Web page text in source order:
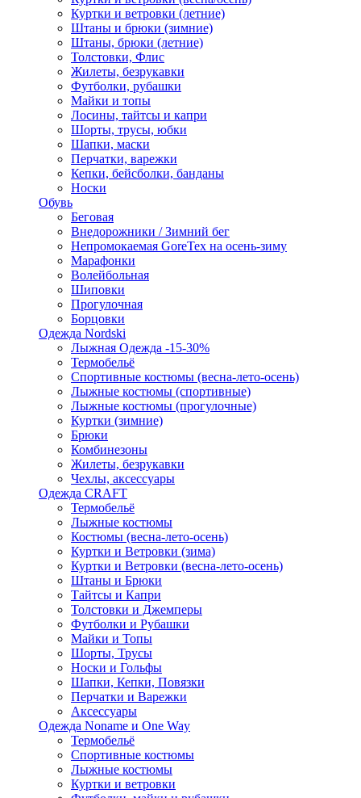
Куртки и ветровки (летние)
Штаны и брюки (зимние)
Штаны, брюки (летние)
Толстовки, Флис
Жилеты, безрукавки
Футболки, рубашки
Майки и топы
Лосины, тайтсы и капри
Шорты, трусы, юбки
Шапки, маски
Перчатки, варежки
Кепки, бейсболки, банданы
Носки
Обувь
Беговая
Внедорожники / Зимний бег
Непромокаемая GoreTex на осень-зиму
Марафонки
Волейбольная
Шиповки
Прогулочная
Борцовки
Одежда Nordski
Лыжная Одежда -15-30%
Термобельё
Спортивные костюмы (весна-лето-осень)
Лыжные костюмы (спортивные)
Лыжные костюмы (прогулочные)
Куртки (зимние)
Брюки
Комбинезоны
Жилеты, безрукавки
Чехлы, аксессуары
Одежда CRAFT
Термобельё
Лыжные костюмы
Костюмы (весна-лето-осень)
Куртки и Ветровки (зима)
Куртки и Ветровки (весна-лето-осень)
Штаны и Брюки
Тайтсы и Капри
Толстовки и Джемперы
Футболки и Рубашки
Майки и Топы
Шорты, Трусы
Носки и Гольфы
Шапки, Кепки, Повязки
Перчатки и Варежки
Аксессуары
Одежда Noname и One Way
Термобельё
Спортивные костюмы
Лыжные костюмы
Куртки и ветровки